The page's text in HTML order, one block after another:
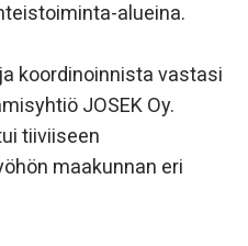
alueina.
koordinoinnista vastasi
JOSEK Oy.
tiiviiseen
maakunnan eri